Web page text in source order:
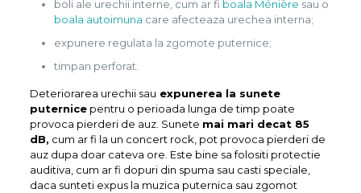
boli ale urechii interne, cum ar fi boala Ménière sau o
boala autoimuna care afecteaza urechea interna;
expunere regulata la zgomote puternice;
timpan perforat.
Deteriorarea urechii sau expunerea la sunete
puternicepentru o perioada lunga de timp poate
provoca pierderi de auz. Sunete mai mari decat 85
dB, cum ar fi la un concert rock, pot provoca pierderi de
auz dupa doar cateva ore. Este bine sa folositi protectie
auditiva, cum ar fi dopuri din spuma sau casti speciale,
daca sunteti expus la muzica puternica sau zgomot